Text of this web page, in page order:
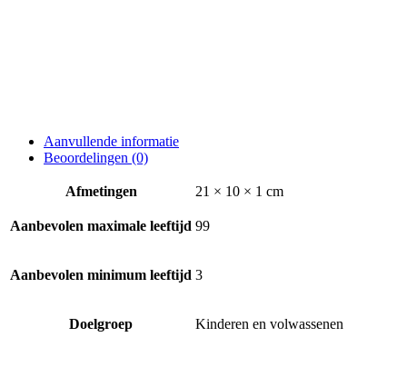
Aanvullende informatie
Beoordelingen (0)
Afmetingen 21 × 10 × 1 cm
Aanbevolen maximale leeftijd 99
Aanbevolen minimum leeftijd 3
Doelgroep Kinderen en volwassenen